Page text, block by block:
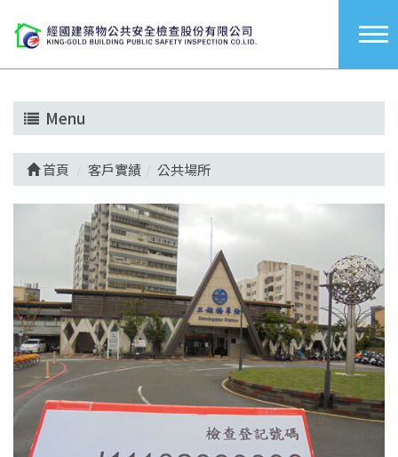
Menu
首頁 客戶實績 公共場所